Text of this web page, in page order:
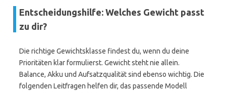
Entscheidungshilfe: Welches Gewicht passt
zu dir?
Die richtige Gewichtsklasse findest du, wenn du deine
Prioritäten klar formulierst. Gewicht steht nie allein.
Balance, Akku und Aufsatzqualität sind ebenso wichtig. Die
folgenden Leitfragen helfen dir, das passende Modell